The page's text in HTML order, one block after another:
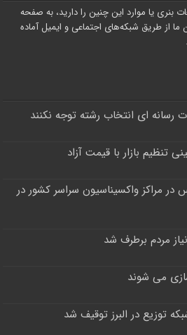
بنری یا موارد این چنین را دارید، به صفحه
ما از طریق شبکه‌های اجتماعی و ایمیل آماده
رسانه ای انتخاب رشته توجه نکنند
تنظیم بازار با قیمت آزاد
مراکز واکسیناسیون سراسر کشور در
مردم برطرف شد
می شوند
توزیع در البرز توقیف شد